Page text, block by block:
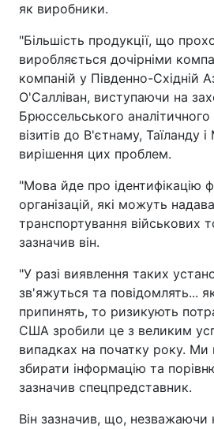
як виробники.
"Більшість продукції, що
виробляється дочірніми
компаній у Південно-Східній
О'Салліван, виступаючи на
Брюссельського аналітичного
візитів до В'єтнаму, Таїланду і
вирішення цих проблем.
"Мова йде про ідентифікацію
організацій, які можуть
транспортування військових
зазначив він.
"У разі виявлення таких
зв'яжуться та повідомлять...
припинять, то ризикують
США зробили це з великим
випадках на початку року. Ми
збирати інформацію та
зазначив спецпредставник.
Він зазначив, що, незважаючи